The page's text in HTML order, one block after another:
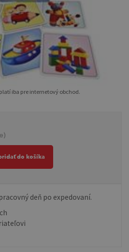
iba pre internetový obchod.
do košíka
deň po expedovaní.